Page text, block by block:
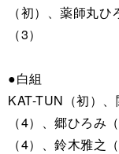
（初）、薬師丸
（3）
●白組
KAT-TUN（初）
（4）、郷ひろみ
（4）、鈴木雅之